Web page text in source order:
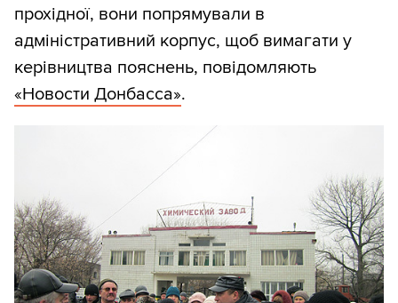
прохідної, вони попрямували в
адміністративний корпус, щоб вимагати у
керівництва пояснень, повідомляють
«Новости Донбасса».